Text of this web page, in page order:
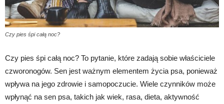
Czy pies śpi całą noc?
Czy pies śpi całą noc? To pytanie, które zadają sobie właściciele
czworonogów. Sen jest ważnym elementem życia psa, ponieważ
wpływa na jego zdrowie i samopoczucie. Wiele czynników może
wpłynąć na sen psa, takich jak wiek, rasa, dieta, aktywność